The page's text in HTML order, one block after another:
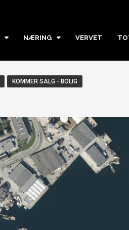
NÆRING VERVET
KOMMER SALG - BOLIG